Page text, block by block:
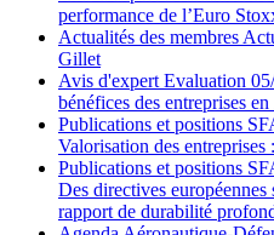
performance de l’Euro
Actualités des membres
Gillet
Avis d'expert Evaluation
bénéfices des entreprises
Publications et positions
Valorisation des
Publications et positions
Des directives
rapport de durabilité